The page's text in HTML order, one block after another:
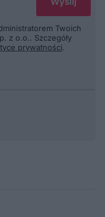
Twoich
z o.o.. Szczegóły
prywatności.